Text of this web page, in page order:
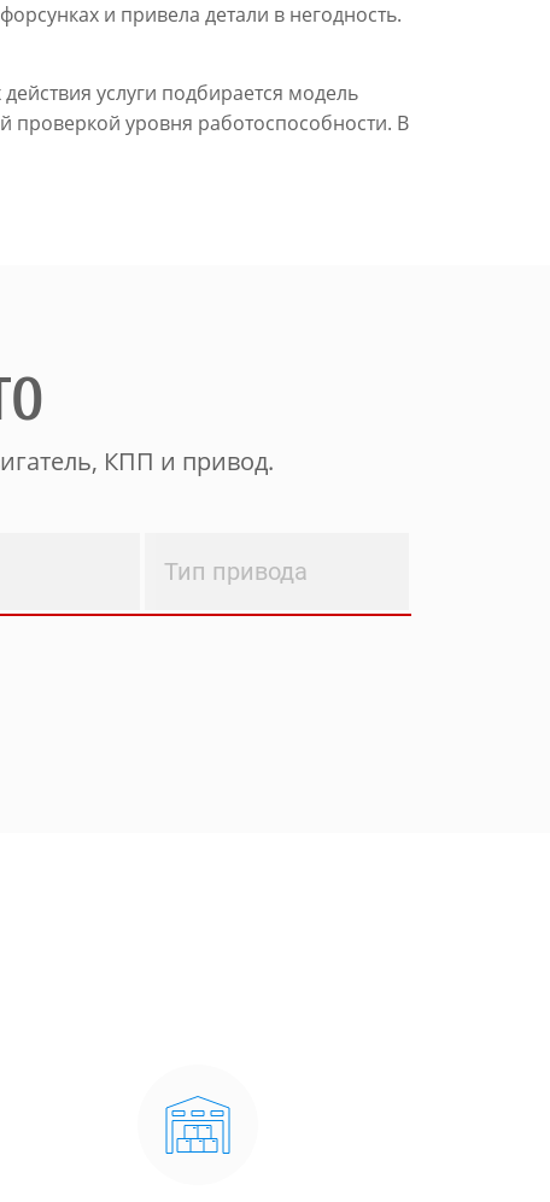
и привела детали в негодность.
услуги подбирается модель
проверкой уровня работоспособности. В
КПП и привод.
Тип привода